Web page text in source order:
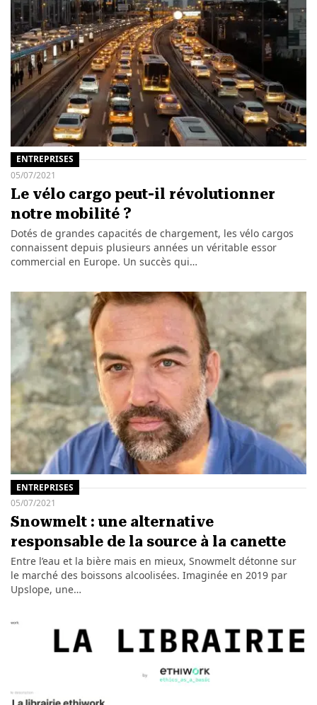
ENTREPRISES
05/07/2021
Le vélo cargo peut-il révolutionner
notre mobilité ?
Dotés de grandes capacités de chargement, les vélo cargos
connaissent depuis plusieurs années un véritable essor
commercial en Europe. Un succès qui…
ENTREPRISES
05/07/2021
Snowmelt : une alternative
responsable de la source à la canette
Entre l’eau et la bière mais en mieux, Snowmelt détonne sur
le marché des boissons alcoolisées. Imaginée en 2019 par
Upslope, une…